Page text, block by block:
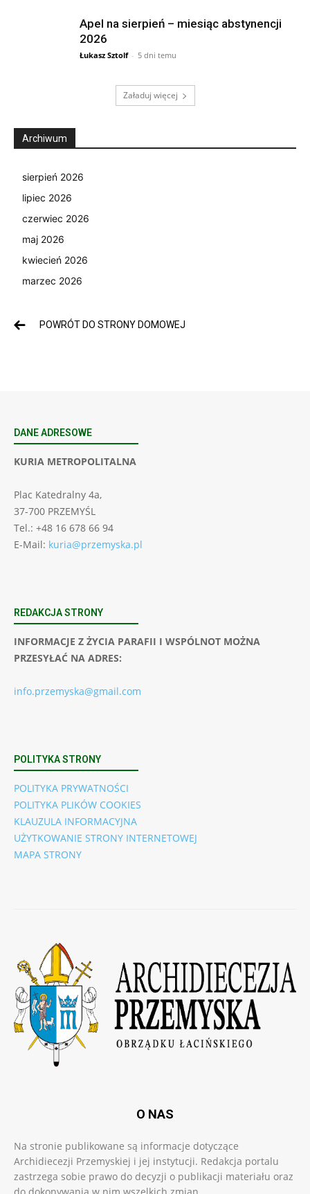
Apel na sierpień – miesiąc abstynencji
2026
Łukasz Sztolf - 5 dni temu
Załaduj więcej
Archiwum
sierpień 2026
lipiec 2026
czerwiec 2026
maj 2026
kwiecień 2026
marzec 2026
POWRÓT DO STRONY DOMOWEJ
DANE ADRESOWE
KURIA METROPOLITALNA
Plac Katedralny 4a,
37-700 PRZEMYŚL
Tel.: +48 16 678 66 94
E-Mail: kuria@przemyska.pl
REDAKCJA STRONY
INFORMACJE Z ŻYCIA PARAFII I WSPÓLNOT MOŻNA
PRZESYŁAĆ NA ADRES:
info.przemyska@gmail.com
POLITYKA STRONY
POLITYKA PRYWATNOŚCI
POLITYKA PLIKÓW COOKIES
KLAUZULA INFORMACYJNA
UŻYTKOWANIE STRONY INTERNETOWEJ
MAPA STRONY
O NAS
Na stronie publikowane są informacje dotyczące
Archidiecezji Przemyskiej i jej instytucji. Redakcja portalu
zastrzega sobie prawo do decyzji o publikacji materiału oraz
do dokonywania w nim wszelkich zmian.